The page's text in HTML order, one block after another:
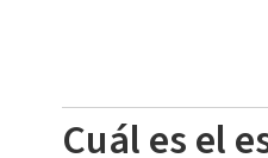
Cuál es el